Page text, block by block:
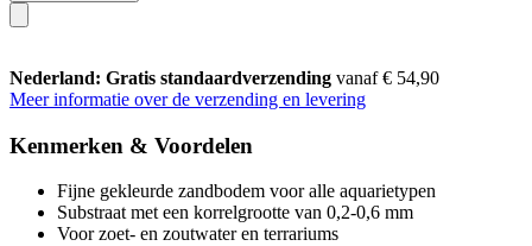
Nederland: Gratis standaardverzending vanaf € 54,90
Meer informatie over de verzending en levering
Kenmerken & Voordelen
Fijne gekleurde zandbodem voor alle aquarietypen
Substraat met een korrelgrootte van 0,2-0,6 mm
Voor zoet- en zoutwater en terrariums